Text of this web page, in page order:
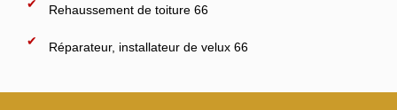
Rehaussement de toiture 66
Réparateur, installateur de velux 66